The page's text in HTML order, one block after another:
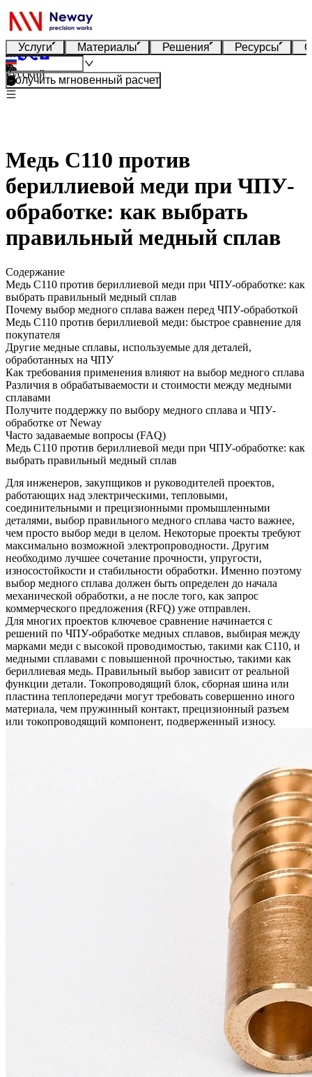
Услуги Материалы Решения Ресурсы
Русский
Получить мгновенный расчет
Медь C110 против
бериллиевой меди при ЧПУ-
обработке: как выбрать
правильный медный сплав
Содержание
Медь C110 против бериллиевой меди при ЧПУ-обработке: как
выбрать правильный медный сплав
Почему выбор медного сплава важен перед ЧПУ-обработкой
Медь C110 против бериллиевой меди: быстрое сравнение для
покупателя
Другие медные сплавы, используемые для деталей,
обработанных на ЧПУ
Как требования применения влияют на выбор медного сплава
Различия в обрабатываемости и стоимости между медными
сплавами
Получите поддержку по выбору медного сплава и ЧПУ-
обработке от Neway
Часто задаваемые вопросы (FAQ)
Медь C110 против бериллиевой меди при ЧПУ-обработке: как
выбрать правильный медный сплав
Для инженеров, закупщиков и руководителей проектов,
работающих над электрическими, тепловыми,
соединительными и прецизионными промышленными
деталями, выбор правильного медного сплава часто важнее,
чем просто выбор меди в целом. Некоторые проекты требуют
максимально возможной электропроводности. Другим
необходимо лучшее сочетание прочности, упругости,
износостойкости и стабильности обработки. Именно поэтому
выбор медного сплава должен быть определен до начала
механической обработки, а не после того, как запрос
коммерческого предложения (RFQ) уже отправлен.
Для многих проектов ключевое сравнение начинается с
решений по ЧПУ-обработке медных сплавов, выбирая между
марками меди с высокой проводимостью, такими как C110, и
медными сплавами с повышенной прочностью, такими как
бериллиевая медь. Правильный выбор зависит от реальной
функции детали. Токопроводящий блок, сборная шина или
пластина теплопередачи могут требовать совершенно иного
материала, чем пружинный контакт, прецизионный разъем
или токопроводящий компонент, подверженный износу.